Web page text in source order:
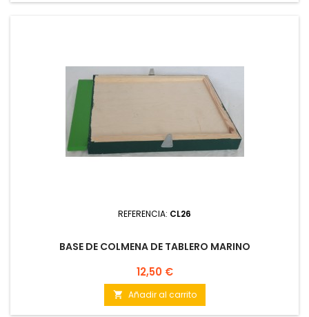
REFERENCIA: CL26
BASE DE COLMENA DE TABLERO MARINO
Precio
12,50 €
 Añadir al carrito